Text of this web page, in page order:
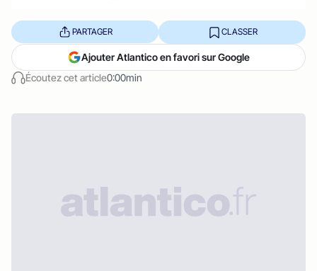
Écoutez cet article0:00min
PARTAGER CLASSER
Ajouter Atlantico en favori sur Google